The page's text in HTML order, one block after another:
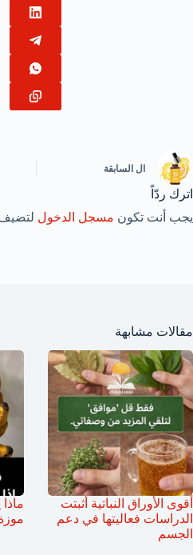
ال السابقة
اترك ردّاً
يجب أنت تكون مسجل الدخول لتضيف
مقالات مشابهة
أقوى الأوراق النباتية أثبتت
الدراسات فعاليتها في دعم
الجسم